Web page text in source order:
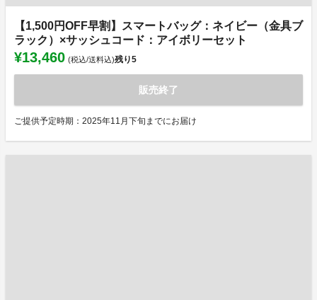
【1,500円OFF早割】スマートバッグ：ネイビー（金具ブ
ラック）×サッシュコード：アイボリーセット
¥13,460 (税込/送料込)残り5
販売終了
ご提供予定時期：2025年11月下旬までにお届け